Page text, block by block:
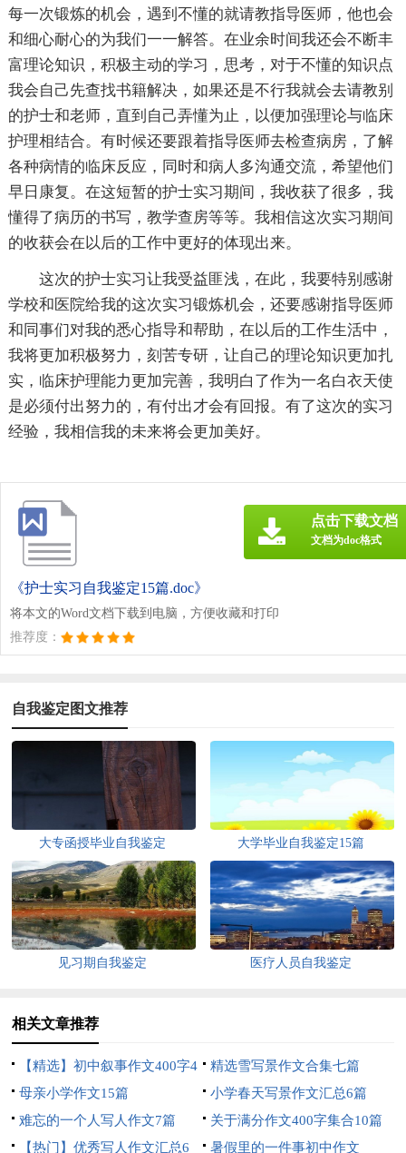
每一次锻炼的机会，遇到不懂的就请教指导医师，他也会
和细心耐心的为我们一一解答。在业余时间我还会不断丰
富理论知识，积极主动的学习，思考，对于不懂的知识点
我会自己先查找书籍解决，如果还是不行我就会去请教别
的护士和老师，直到自己弄懂为止，以便加强理论与临床
护理相结合。有时候还要跟着指导医师去检查病房，了解
各种病情的临床反应，同时和病人多沟通交流，希望他们
早日康复。在这短暂的护士实习期间，我收获了很多，我
懂得了病历的书写，教学查房等等。我相信这次实习期间
的收获会在以后的工作中更好的体现出来。
这次的护士实习让我受益匪浅，在此，我要特别感谢
学校和医院给我的这次实习锻炼机会，还要感谢指导医师
和同事们对我的悉心指导和帮助，在以后的工作生活中，
我将更加积极努力，刻苦专研，让自己的理论知识更加扎
实，临床护理能力更加完善，我明白了作为一名白衣天使
是必须付出努力的，有付出才会有回报。有了这次的实习
经验，我相信我的未来将会更加美好。
《护士实习自我鉴定15篇.doc》
将本文的Word文档下载到电脑，方便收藏和打印
推荐度：
点击下载文档
文档为doc格式
自我鉴定图文推荐
大专函授毕业自我鉴定 大学毕业自我鉴定15篇
见习期自我鉴定 医疗人员自我鉴定
相关文章推荐
【精选】初中叙事作文400字4
篇
精选雪写景作文合集七篇
母亲小学作文15篇
小学春天写景作文汇总6篇
难忘的一个人写人作文7篇
关于满分作文400字集合10篇
【热门】优秀写人作文汇总6
暑假里的一件事初中作文